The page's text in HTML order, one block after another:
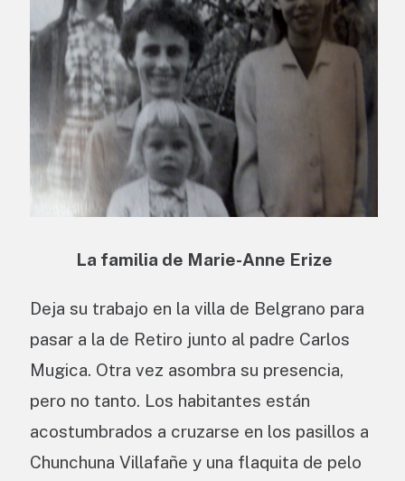
La familia de Marie-Anne Erize
Deja su trabajo en la villa de Belgrano para
pasar a la de Retiro junto al padre Carlos
Mugica. Otra vez asombra su presencia,
pero no tanto. Los habitantes están
acostumbrados a cruzarse en los pasillos a
Chunchuna Villafañe y una flaquita de pelo